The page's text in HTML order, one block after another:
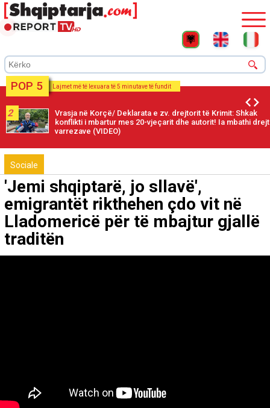
POP 5 Lajmet më të lexuara të 5 minutave të fundit
2
Vrasja në Korçë/ Deklarata e zv. drejtorit të Krimit: Shkak
konflikti i mbartur mes 20-vjeçarit dhe autorit! Ia mbathi drejt
varrezave (VIDEO)
Sociale
'Jemi shqiptarë, jo sllavë',
emigrantët rikthehen çdo vit në
Lladomericë për të mbajtur gjallë
traditën